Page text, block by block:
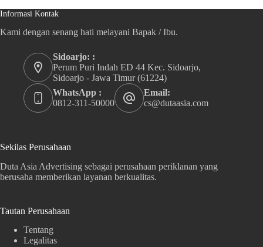
Informasi Kontak
Kami dengan senang hati melayani Bapak / Ibu.
Sidoarjo: :
Perum Puri Indah ED 44 Kec. Sidoarjo,
Sidoarjo - Jawa Timur (61224)
WhatsApp :
0812-311-50000
Email:
cs@dutaasia.com
Sekilas Perusahaan
Duta Asia Advertising sebagai perusahaan periklanan yang
berusaha memberikan layanan berkualitas.
Tautan Perusahaan
Tentang
Legalitas